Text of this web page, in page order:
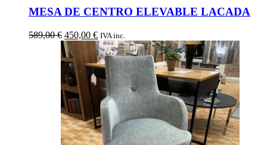
MESA DE CENTRO ELEVABLE LACADA
589,00€ El
precio
original
era:
589,00 €.
450,00 €El
precio
actual
es:
450,00 €.
IVA inc.